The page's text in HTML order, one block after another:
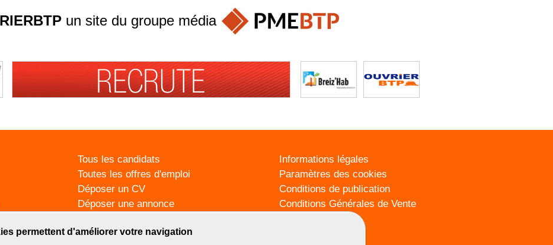
permettent d'améliorer votre navigation
un site du groupe média
Tous les candidats
Toutes les offres d'emploi
Déposer un CV
Déposer une annonce
Informations légales
Paramètres des cookies
Conditions de publication
Conditions Générales de Vente